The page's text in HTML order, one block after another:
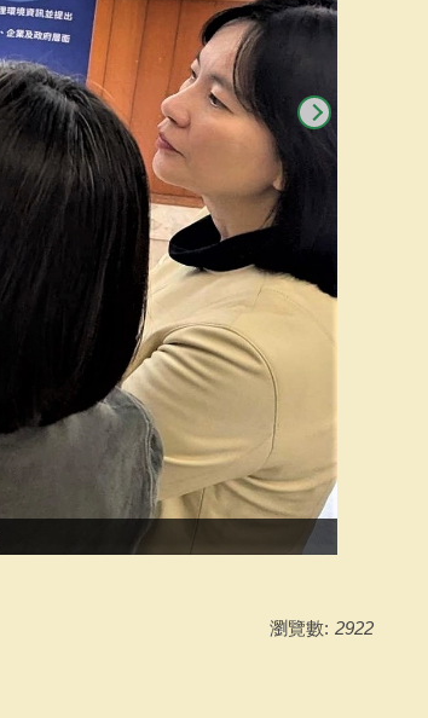
瀏覽數: 2922